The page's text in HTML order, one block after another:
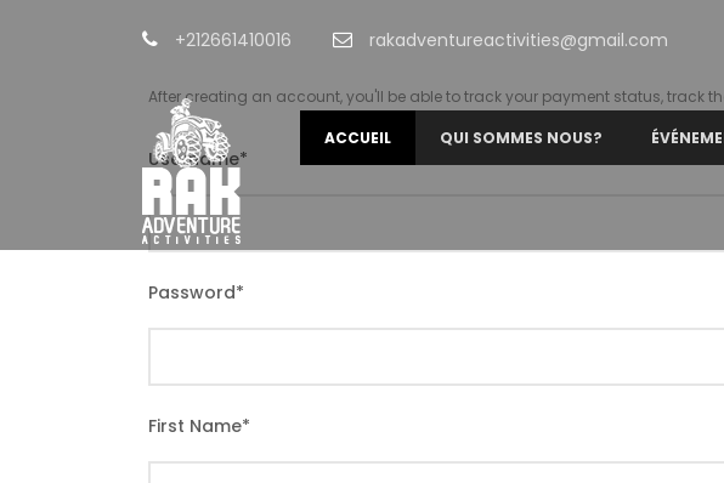
+212661410016 rakadventureactivities@gmail.com
ACCUEIL QUI SOMMES NOUS?
After creating an account, you'll be able to track your payment status, track
Username*
Password*
First Name*